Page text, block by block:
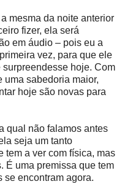
mesma da noite anterior
fizer, ela será
em áudio – pois eu a
vez, para que ele
hoje. Com
uma sabedoria maior,
hoje são novas para
qual não falamos antes
seja um tanto
tem a ver com física, mas
É uma premissa que tem
se encontram agora.